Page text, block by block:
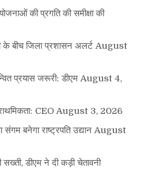
की प्रगति की समीक्षा की
के बीच जिला प्रशासन अलर्ट August
प्रयास जरूरी: डीएम August 4,
CEO August 3, 2026
बनेगा राष्ट्रपति उद्यान August
डीएम ने दी कड़ी चेतावनी